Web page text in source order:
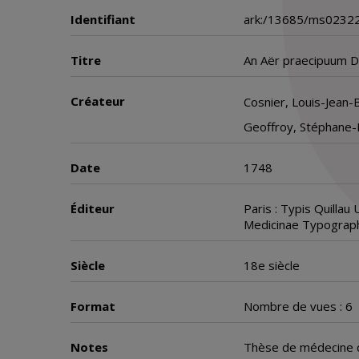
Identifiant ark:/13685/
Titre An Aër praecipuum
Créateur Cosnier, Louis-
Geoffroy, Stéphane-
Date 1748
Éditeur
Paris : Typis Quillau
Medicinae
Siècle 18e siècle
Format Nombre de vues : 6
Notes Thèse de médecine